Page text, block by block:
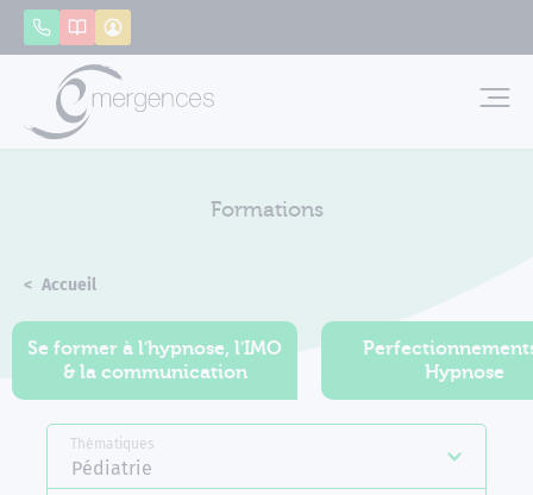
AppelerCatalogue
Formations
Accueil
Se former à l'hypnose, l'IMO
& la communication
Hypnose
Thématiques
Pédiatrie
Panneau de gestion des cookies